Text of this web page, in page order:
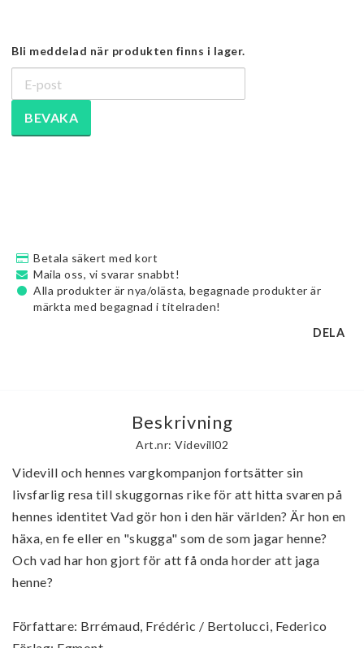
Bli meddelad när produkten finns i lager.
BEVAKA
Betala säkert med kort
Maila oss, vi svarar snabbt!
Alla produkter är nya/olästa, begagnade produkter är
märkta med begagnad i titelraden!
DELA
Beskrivning
Art.nr: Videvill02
Videvill och hennes vargkompanjon fortsätter sin
livsfarlig resa till skuggornas rike för att hitta svaren på
hennes identitet Vad gör hon i den här världen? Är hon en
häxa, en fe eller en "skugga" som de som jagar henne?
Och vad har hon gjort för att få onda horder att jaga
henne?
Författare: Brrémaud, Frédéric / Bertolucci, Federico